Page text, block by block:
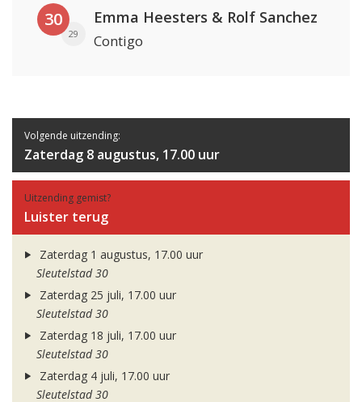
30
29
Emma Heesters & Rolf Sanchez
Contigo
Volgende uitzending:
Zaterdag 8 augustus, 17.00 uur
Uitzending gemist?
Luister terug
Zaterdag 1 augustus, 17.00 uur
Sleutelstad 30
Zaterdag 25 juli, 17.00 uur
Sleutelstad 30
Zaterdag 18 juli, 17.00 uur
Sleutelstad 30
Zaterdag 4 juli, 17.00 uur
Sleutelstad 30